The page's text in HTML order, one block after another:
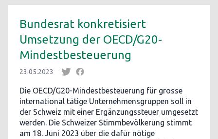
Bundesrat konkretisiert
Umsetzung der OECD/G20-
Mindestbesteuerung
23.05.2023
Die OECD/G20-Mindestbesteuerung für grosse
international tätige Unternehmensgruppen soll in
der Schweiz mit einer Ergänzungssteuer umgesetzt
werden. Die Schweizer Stimmbevölkerung stimmt
am 18. Juni 2023 über die dafür nötige